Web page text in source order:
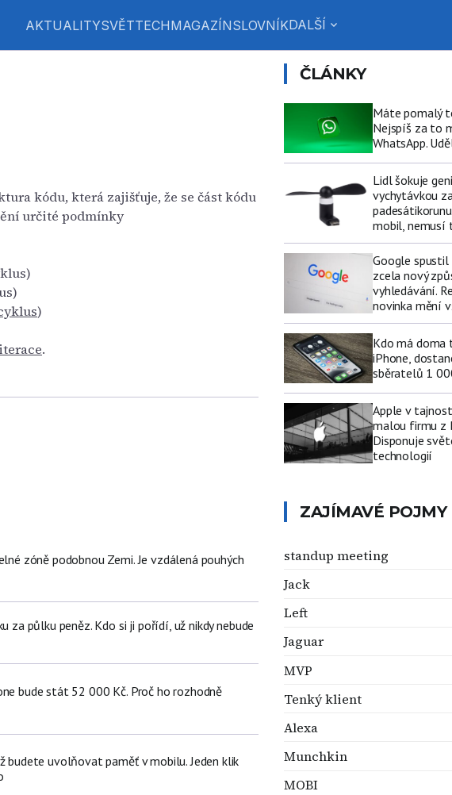
AKTUALITYSVĚTTECHMAGAZÍNSLOVNÍKDALŠÍ expand_more
kódu, která zajišťuje, že se část kódu
určité podmínky
)
iterace.
zóně podobnou Zemi. Je vzdálená pouhých
za půlku peněz. Kdo si ji pořídí, už nikdy nebude
bude stát 52 000 Kč. Proč ho rozhodně
budete uvolňovat paměť v mobilu. Jeden klik
ČLÁNKY
Máte pomalý
Nejspíš za to
WhatsApp.
Lidl šokuje
vychytávkou
mobil, nemusí
Google spustil
zcela nový
vyhledávání.
novinka mění
Kdo má doma
iPhone,
sběratelů 1
Apple v
malou firmu z
Disponuje
technologií
ZAJÍMAVÉ POJMY
standup meeting
Jack
Left
Jaguar
MVP
Tenký klient
Alexa
Munchkin
MOBI